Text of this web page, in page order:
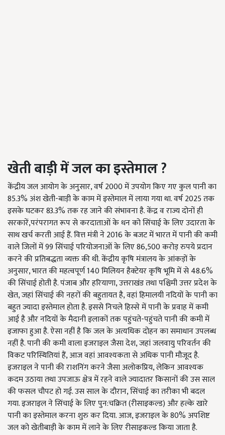
खेती बाड़ी में जल का इस्तेमाल?
केंद्रीय जल आयोग के अनुसार, वर्ष 2000 में उपयोग किए गए कुल पानी का
85.3% अंश खेती-बाड़ी के काम में इस्तेमाल में लाया गया था. वर्ष 2025 तक
इसके घटकर 83.3% तक रह जाने की संभावना है. केंद्र व राज्य दोनों ही
सरकारें,परंपरागत रूप से करदाताओं के धन को सिंचाई के लिए उदारता के
साथ खर्च करती आई हैं. वित्त मंत्री ने 2016 के बजट में भारत में पानी की कमी
वाले जिलों में 99 सिंचाई परियोजनाओं के लिए 86,500 करोड़ रुपये प्रदान
करने की प्रतिबद्धता व्यक्त की थी. केंद्रीय कृषि मंत्रालय के आंकड़ों के
अनुसार, भारत की महत्वपूर्ण 140 मिलियन हैक्टेयर कृषि भूमि में से 48.6%
की सिंचाई होती है. पंजाब और हरियाणा, उत्तराखंड तथा पश्चिमी उत्तर प्रदेश के
खेत, जहां सिंचाई की नहरों की बहुतायत है, वहां हिमालयी नदियों के पानी का
बहुत ज्यादा इस्तेमाल होता है. इससे निचले हिस्से में पानी के प्रवाह में कमी
आई है और नदियों के मैदानी इलाकों तक पहुंचते-पहुंचते पानी की कमी में
इजाफा हुआ है. ऐसा नहीं है कि जल के अत्यधिक दोहन का समाधान उपलब्ध
नहीं है. पानी की कमी वाला इजराइल जैसा देश, जहां जलवायु परिवर्तन की
विकट परिस्थितियां हैं, आज वहां आवश्यकता से अधिक पानी मौजूद है.
इजराइल ने पानी की राशनिंग करने जैसा अलोकप्रिय, लेकिन आवश्यक
कदम उठाया तथा उपजाऊ क्षेत्र में रहने वाले ज्यादातर किसानों की उस साल
की फसल चौपट हो गई. उस साल के दौरान, सिंचाई का तरीका भी बदल
गया. इजराइल ने सिंचाई के लिए पुन:चक्रित (रीसाइकल्ड) और हल्के खारे
पानी का इस्तेमाल करना शुरु कर दिया. आज, इजराइल के 80% अपशिष्ट
जल को खेतीबाड़ी के काम में लाने के लिए रीसाइकल्ड किया जाता है.